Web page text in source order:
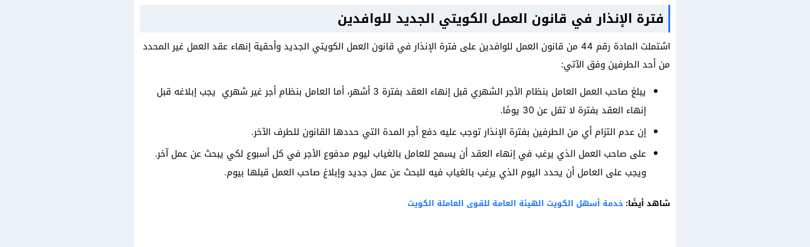
فترة الإنذار في قانون العمل الكويتي الجديد للوافدين
اشتملت المادة رقم 44 من قانون العمل للوافدين على فترة الإنذار في قانون العمل الكويتي الجديد وأحقية إنهاء عقد العمل غير المحدد
من أحد الطرفين وفق الآتي:
يبلغ صاحب العمل العامل بنظام الأجر الشهري قبل إنهاء العقد بفترة 3 أشهر، أما العامل بنظام أجر غير شهري يجب إبلاغه قبل
إنهاء العقد بفترة لا تقل عن 30 يومًا.
إن عدم التزام أي من الطرفين بفترة الإنذار توجب عليه دفع أجر المدة التي حددها القانون للطرف الآخر.
على صاحب العمل الذي يرغب في إنهاء العقد أن يسمح للعامل بالغياب ليوم مدفوع الأجر في كل أسبوع لكي يبحث عن عمل آخر.
ويجب على العامل أن يحدد اليوم الذي يرغب بالغياب فيه للبحث عن عمل جديد وإبلاغ صاحب العمل قبلها بيوم.
شاهد أيضًا: خدمة أسهل الكويت الهيئة العامة للقوى العاملة الكويت